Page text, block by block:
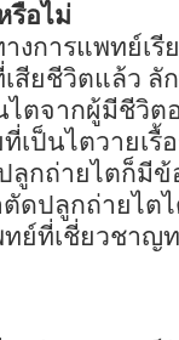
รือไม่
งการแพทย์เรี
สียชีวิตแล้ว
ไตจากผู้มีชีวิต
ป็นไตวายเรื้
ลูกถ่ายไตก็มีข้
ดปลูกถ่ายไต
ที่เชี่ยวชาญท